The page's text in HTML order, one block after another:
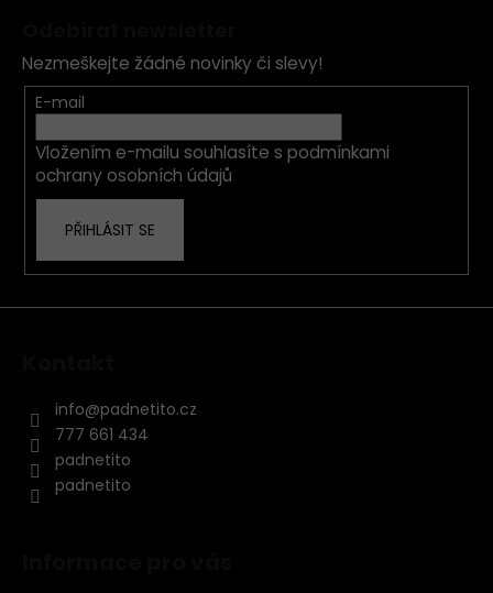
Nezmeškejte žádné novinky či slevy!
E-mail
Vložením e-mailu souhlasíte s podmínkami
ochrany osobních údajů
PŘIHLÁSIT SE
info@padnetito.cz
777 661 434
padnetito
padnetito